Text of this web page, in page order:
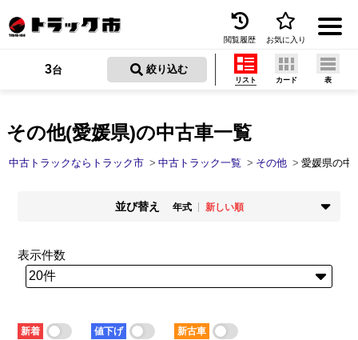
トラック買取
トラック市とは
保存した検索条件
閲覧履歴 お気に入り
その他(愛媛県)の中古車一覧
3台 絞り込む
リスト カード 表
中古トラックならトラック市 中古トラック一覧 その他 愛媛県の中
並び替え 年式
新しい順
新着順
走行距離
少ない順
多い順
価格
安い順
高い順
少ない順
多い順
短い順
表示件数
新着 値下げ 新古車